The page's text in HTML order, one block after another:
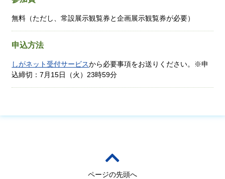
無料（ただし、常設展示観覧券と企画展示観覧券が必要）
申込方法
しがネット受付サービスから必要事項をお送りください。※申
込締切：7月15日（火）23時59分
ページの先頭へ